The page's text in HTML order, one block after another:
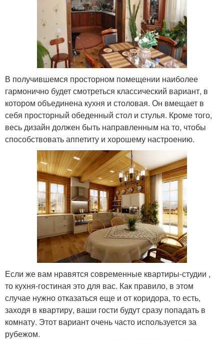
В получившемся просторном помещении наиболее
гармонично будет смотреться классический вариант, в
котором объединена кухня и столовая. Он вмещает в
себя просторный обеденный стол и стулья. Кроме того,
весь дизайн должен быть направленным на то, чтобы
способствовать аппетиту и хорошему настроению.
Если же вам нравятся современные квартиры-студии ,
то кухня-гостиная это для вас. Как правило, в этом
случае нужно отказаться еще и от коридора, то есть,
заходя в квартиру, ваши гости будут сразу попадать в
комнату. Этот вариант очень часто используется за
рубежом.